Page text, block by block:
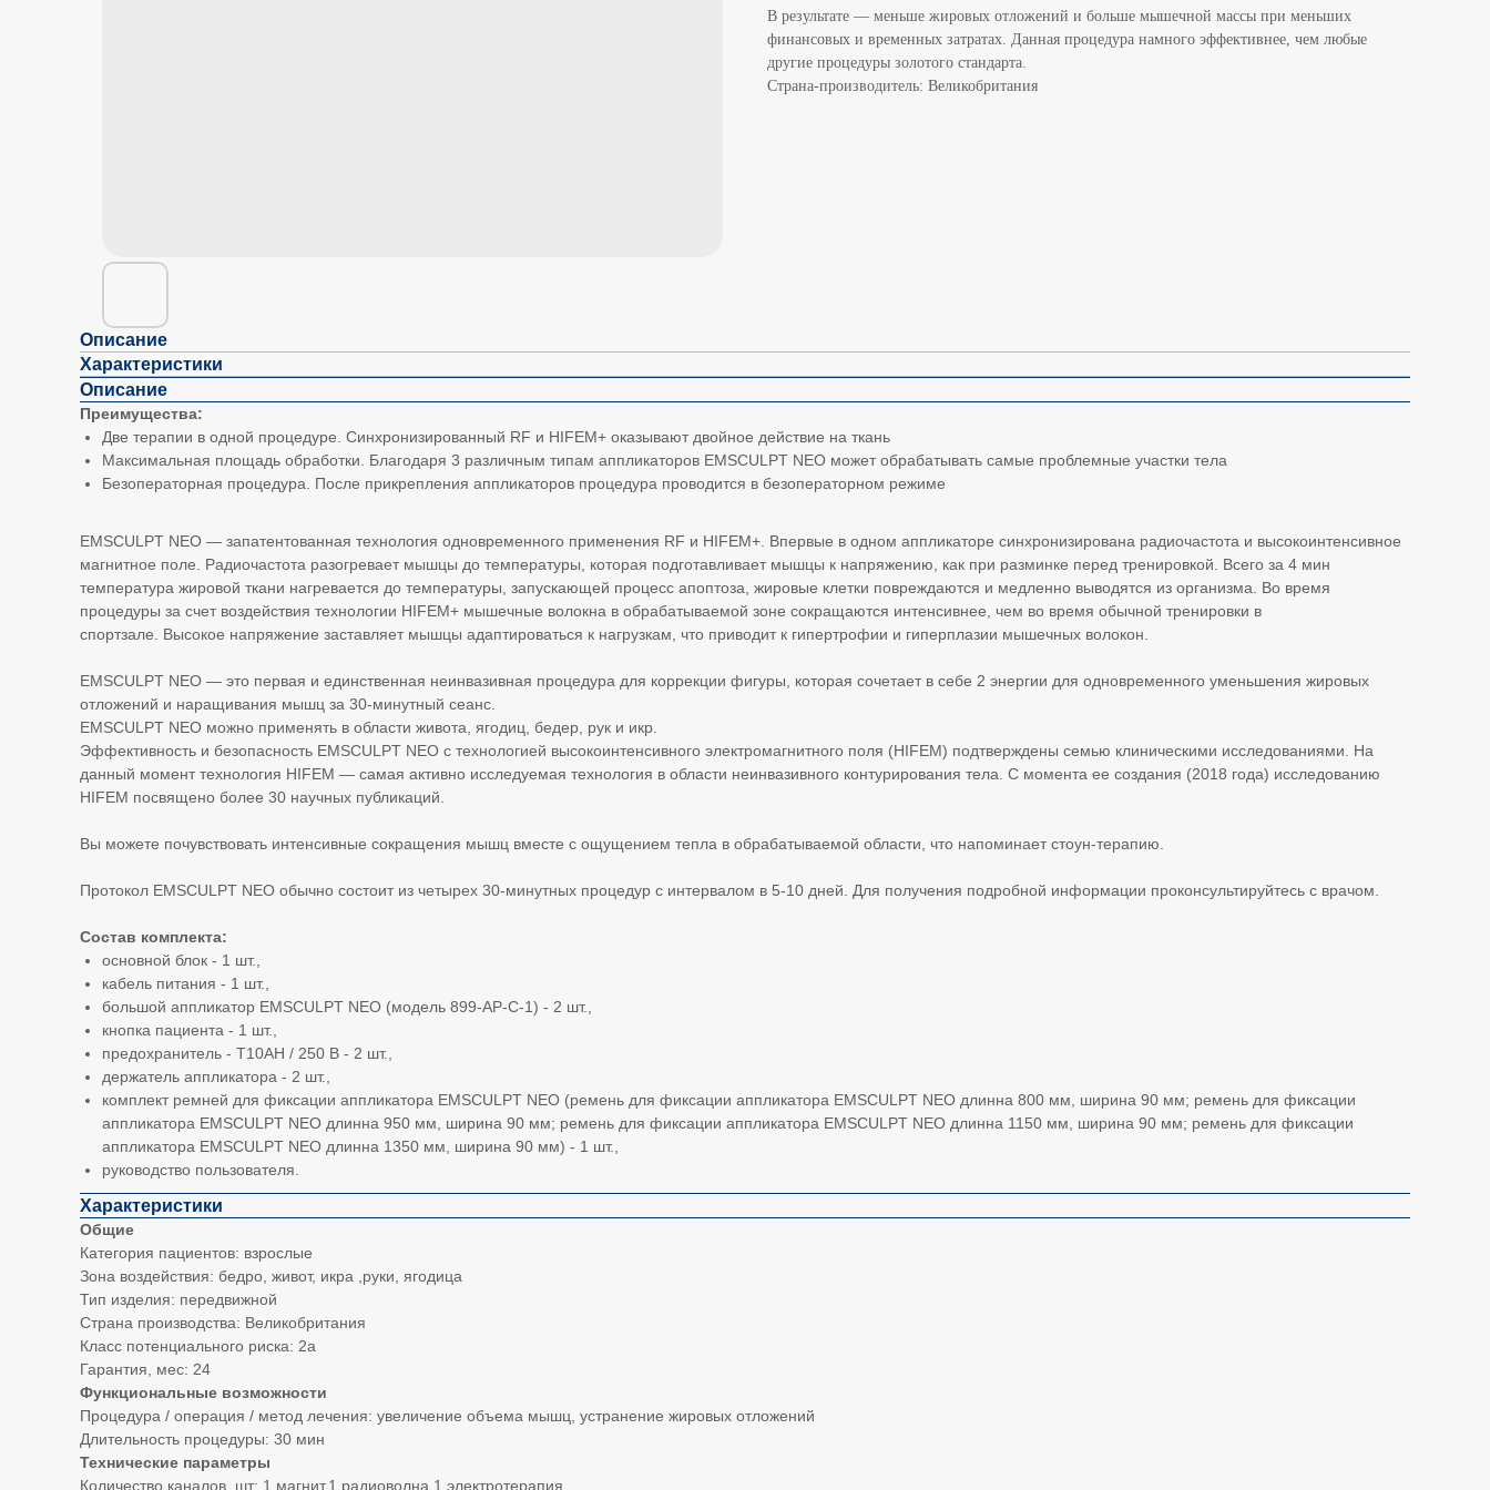
В результате — меньше жировых отложений и больше мышечной массы при меньших
финансовых и временных затратах. Данная процедура намного эффективнее, чем любые
другие процедуры золотого стандарта.
Страна-производитель: Великобритания
Описание
Характеристики
Описание
Преимущества:
Две терапии в одной процедуре. Синхронизированный RF и HIFEM+ оказывают двойное действие на ткань
Максимальная площадь обработки. Благодаря 3 различным типам аппликаторов EMSCULPT NEO может обрабатывать самые проблемные участки тела
Безоператорная процедура. После прикрепления аппликаторов процедура проводится в безоператорном режиме
EMSCULPT NEO — запатентованная технология одновременного применения RF и HIFEM+. Впервые в одном аппликаторе синхронизирована радиочастота и высокоинтенсивное
магнитное поле. Радиочастота разогревает мышцы до температуры, которая подготавливает мышцы к напряжению, как при разминке перед тренировкой. Всего за 4 мин
температура жировой ткани нагревается до температуры, запускающей процесс апоптоза, жировые клетки повреждаются и медленно выводятся из организма. Во время
процедуры за счет воздействия технологии HIFEM+ мышечные волокна в обрабатываемой зоне сокращаются интенсивнее, чем во время обычной тренировки в
спортзале. Высокое напряжение заставляет мышцы адаптироваться к нагрузкам, что приводит к гипертрофии и гиперплазии мышечных волокон.
EMSCULPT NEO — это первая и единственная неинвазивная процедура для коррекции фигуры, которая сочетает в себе 2 энергии для одновременного уменьшения жировых
отложений и наращивания мышц за 30-минутный сеанс.
EMSCULPT NEO можно применять в области живота, ягодиц, бедер, рук и икр.
Эффективность и безопасность EMSCULPT NEO с технологией высокоинтенсивного электромагнитного поля (HIFEM) подтверждены семью клиническими исследованиями. На
данный момент технология HIFEM — самая активно исследуемая технология в области неинвазивного контурирования тела. С момента ее создания (2018 года) исследованию
HIFEM посвящено более 30 научных публикаций.
Вы можете почувствовать интенсивные сокращения мышц вместе с ощущением тепла в обрабатываемой области, что напоминает стоун-терапию.
Протокол EMSCULPT NEO обычно состоит из четырех 30-минутных процедур с интервалом в 5-10 дней. Для получения подробной информации проконсультируйтесь с врачом.
Состав комплекта:
основной блок - 1 шт.,
кабель питания - 1 шт.,
большой аппликатор EMSCULPT NEO (модель 899-АР-С-1) - 2 шт.,
кнопка пациента - 1 шт.,
предохранитель - Т10АН / 250 В - 2 шт.,
держатель аппликатора - 2 шт.,
комплект ремней для фиксации аппликатора EMSCULPT NEO (ремень для фиксации аппликатора EMSCULPT NEO длинна 800 мм, ширина 90 мм; ремень для фиксации
аппликатора EMSCULPT NEO длинна 950 мм, ширина 90 мм; ремень для фиксации аппликатора EMSCULPT NEO длинна 1150 мм, ширина 90 мм; ремень для фиксации
аппликатора EMSCULPT NEO длинна 1350 мм, ширина 90 мм) - 1 шт.,
руководство пользователя.
Характеристики
Общие
Категория пациентов: взрослые
Зона воздействия: бедро, живот, икра ,руки, ягодица
Тип изделия: передвижной
Страна производства: Великобритания
Класс потенциального риска: 2а
Гарантия, мес: 24
Функциональные возможности
Процедура / операция / метод лечения: увеличение объема мышц, устранение жировых отложений
Длительность процедуры: 30 мин
Технические параметры
Количество каналов, шт: 1 магнит,1 радиоволна,1 электротерапия